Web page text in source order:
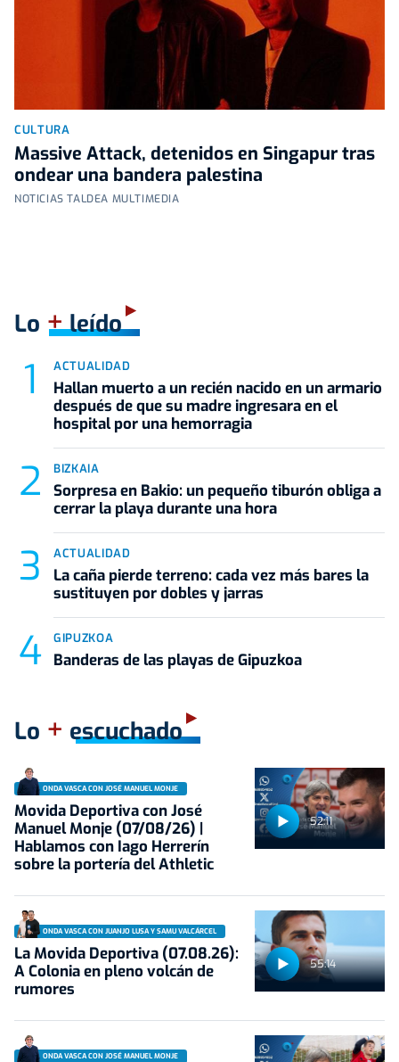
CULTURA
Massive Attack, detenidos en Singapur tras
ondear una bandera palestina
NOTICIAS TALDEA MULTIMEDIA
Lo +leído
ACTUALIDAD
Hallan muerto a un recién nacido en un armario
después de que su madre ingresara en el
hospital por una hemorragia
BIZKAIA
Sorpresa en Bakio: un pequeño tiburón obliga a
cerrar la playa durante una hora
ACTUALIDAD
La caña pierde terreno: cada vez más bares la
sustituyen por dobles y jarras
GIPUZKOA
Banderas de las playas de Gipuzkoa
Lo + escuchado
52:11
ONDA VASCA CON JOSÉ MANUEL MONJE
Movida Deportiva con José
Manuel Monje (07/08/26) |
Hablamos con Iago Herrerín
sobre la portería del Athletic
55:14
ONDA VASCA CON JUANJO LUSA Y SAMU VALCÁRCEL
La Movida Deportiva (07.08.26):
A Colonia en pleno volcán de
rumores
ONDA VASCA CON JOSÉ MANUEL MONJE